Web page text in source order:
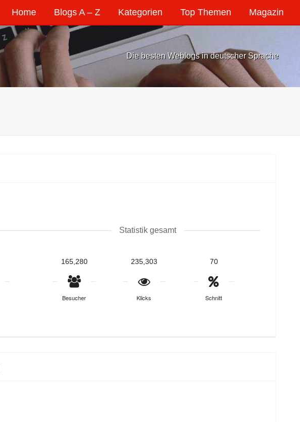
Home Blogs A – Z Kategorien Top Themen Magazin
Die besten Weblogs in deutscher Sprache
Statistik gesamt
165,280
Besucher
235,303
Klicks
70
Schnitt